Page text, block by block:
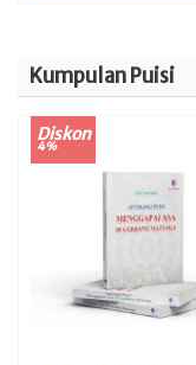
Kumpulan Puisi
Diskon
4%